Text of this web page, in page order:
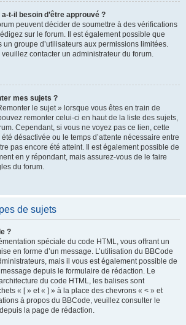
t-il besoin d’être approuvé ?
peuvent décider de soumettre à des vérifications
sur le forum. Il est également possible que
un groupe d’utilisateurs aux permissions limitées.
veuillez contacter un administrateur du forum.
mes sujets ?
le sujet » lorsque vous êtes en train de
remonter celui-ci en haut de la liste des sujets,
Cependant, si vous ne voyez pas ce lien, cette
désactivée ou le temps d’attente nécessaire entre
pas encore été atteint. Il est également possible de
en y répondant, mais assurez-vous de le faire
du forum.
de sujets
?
spéciale du code HTML, vous offrant un
en forme d’un message. L’utilisation du BBCode
mais il vous est également possible de
depuis le formulaire de rédaction. Le
du code HTML, les balises sont
« [ » et « ] » à la place des chevrons « < » et
à propos du BBCode, veuillez consulter le
la page de rédaction.